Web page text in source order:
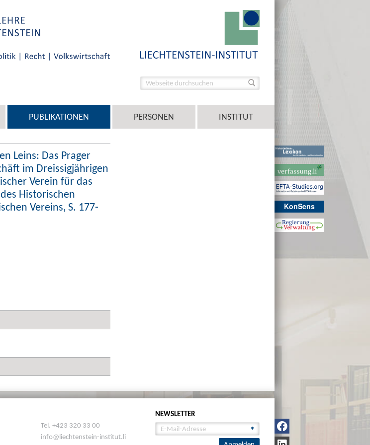
KonSens
PUBLIKATIONEN PERSONEN INSTITUT
Leins: Das Prager
im Dreissigjährigen
Verein für das
Historischen
Vereins, S. 177-
Tel. +423 320 33 00
info@liechtenstein-institut.li
NEWSLETTER